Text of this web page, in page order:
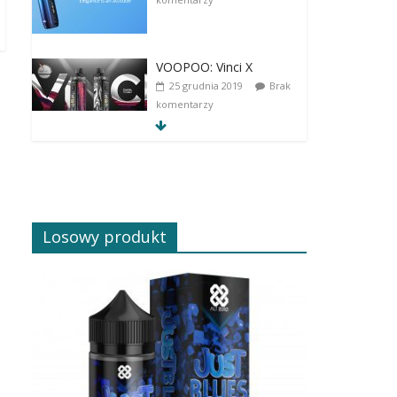
VOOPOO: Vinci X
25 grudnia 2019
Brak
komentarzy
Losowy produkt